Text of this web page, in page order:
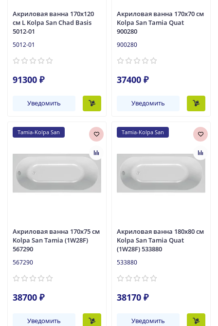
Акриловая ванна 170x120
см L Kolpa San Chad Basis
5012-01
5012-01
91300 ₽
Уведомить
Акриловая ванна 170x70 см
Kolpa San Tamia Quat
900280
900280
37400 ₽
Уведомить
Tamia-Kolpa San
Акриловая ванна 170x75 см
Kolpa San Tamia (1W28F)
567290
567290
38700 ₽
Уведомить
Tamia-Kolpa San
Акриловая ванна 180x80 см
Kolpa San Tamia Quat
(1W28F) 533880
533880
38170 ₽
Уведомить